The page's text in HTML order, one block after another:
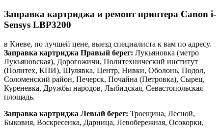
Заправка картриджа и ремонт принтера Canon i-
Sensys LBP3200
в Киеве, по лучшей цене, выезд специалиста к вам по адресу.
Заправка картриджа Правый берег: Лукьяновка (метро
Лукьяновская), Дорогожичи, Политехнический институт
(Политех, КПИ), Шулявка, Центр, Нивки, Оболонь, Подол,
Соломенский район, Печерск, Почайна (Петровка), Сырец,
Куреневка, Дружбы народов, Лыбидская, Севастопольская
площадь.
Заправка картриджа Левый берег: Троещина, Лесной,
Быковня, Воскресенка, Дарница, Левобережная, Осокорки,